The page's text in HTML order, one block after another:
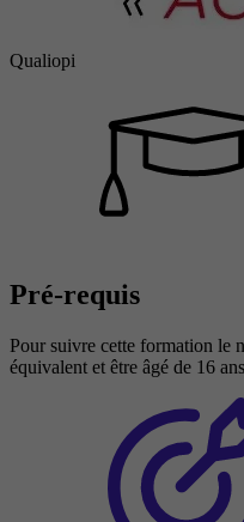
Qualiopi
Pré-requis
Pour suivre cette formation le
équivalent et être âgé de 16